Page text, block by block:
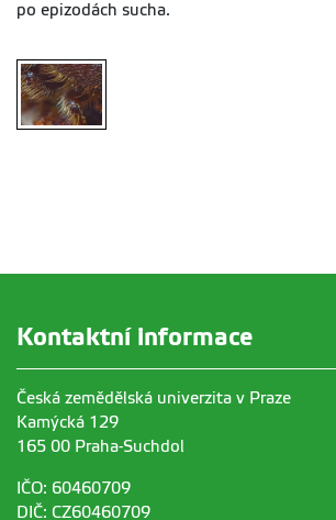
po epizodách sucha.
Kontaktní informace
Česká zemědělská univerzita v Praze
Kamýcká 129
165 00 Praha-Suchdol
IČO: 60460709
DIČ: CZ60460709